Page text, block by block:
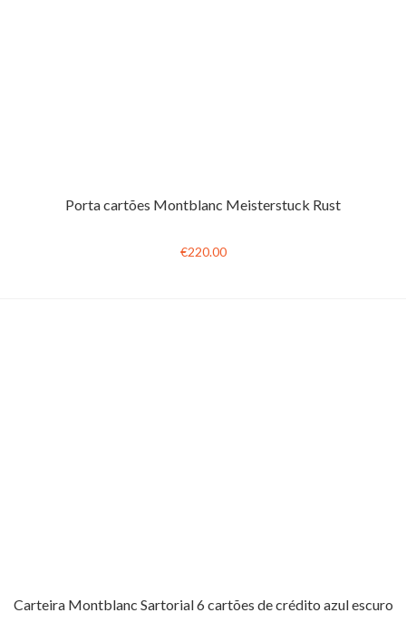
Porta cartões Montblanc Meisterstuck Rust
€220.00
Carteira Montblanc Sartorial 6 cartões de crédito azul escuro